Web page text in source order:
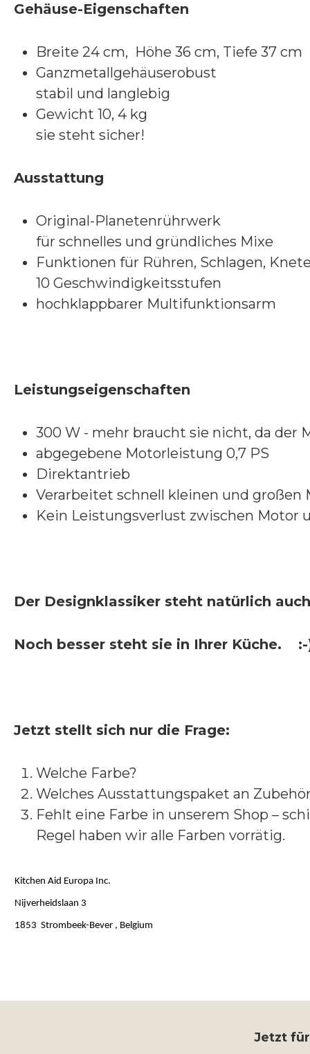
Gehäuse-Eigenschaften
Breite 24 cm, Höhe 36 cm, Tiefe 37 cm
Ganzmetallgehäuserobust
stabil und langlebig
Gewicht 10, 4 kg
sie steht sicher!
Ausstattung
Original-Planetenrührwerk
für schnelles und gründliches Mixe
Funktionen für Rühren, Schlagen,
10 Geschwindigkeitsstufen
hochklappbarer Multifunktionsarm
Leistungseigenschaften
300 W - mehr braucht sie nicht, da
abgegebene Motorleistung 0,7 PS
Direktantrieb
Verarbeitet schnell kleinen und großen
Kein Leistungsverlust zwischen Motor
Der Designklassiker steht natürlich
Noch besser steht sie in Ihrer Küche. :-
Jetzt stellt sich nur die Frage:
Welche Farbe?
Welches Ausstattungspaket an
Fehlt eine Farbe in unserem Shop –
Regel haben wir alle Farben vorrätig.
Kitchen Aid Europa Inc.
Nijverheidslaan 3
1853 Strombeek-Bever , Belgium
Jetzt